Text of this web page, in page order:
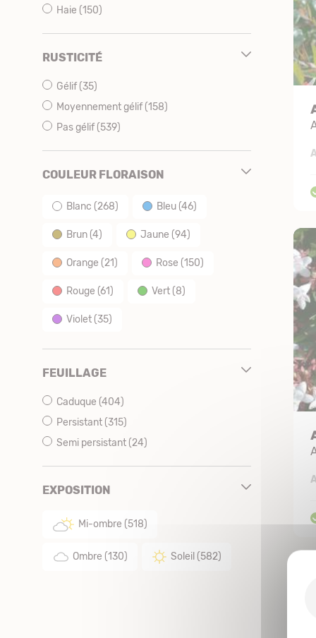
Haie (150)
RUSTICITÉ
Gélif(35)
Moyennement gélif(158)
Pas gélif(539)
COULEUR FLORAISON
Blanc (268) Bleu (46)
Brun (4) Jaune (94)
Orange (21) Rose (150)
Rouge (61) Vert (8)
Violet (35)
FEUILLAGE
Caduque (404)
Persistant (315)
Semi persistant (24)
EXPOSITION
Mi-ombre (518)
Ombre (130) Soleil (582)